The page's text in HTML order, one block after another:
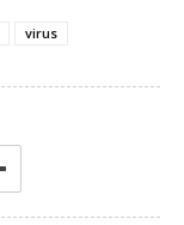
virus